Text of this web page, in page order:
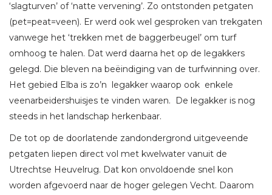
‘slagturven’ of ‘natte vervening’. Zo ontstonden petgaten
(pet=peat=veen). Er werd ook wel gesproken van trekgaten
vanwege het ‘trekken met de baggerbeugel’ om turf
omhoog te halen. Dat werd daarna het op de legakkers
gelegd. Die bleven na beëindiging van de turfwinning over.
Het gebied Elba is zo’n legakker waarop ook enkele
veenarbeidershuisjes te vinden waren. De legakker is nog
steeds in het landschap herkenbaar.
De tot op de doorlatende zandondergrond uitgeveende
petgaten liepen direct vol met kwelwater vanuit de
Utrechtse Heuvelrug. Dat kon onvoldoende snel kon
worden afgevoerd naar de hoger gelegen Vecht. Daarom